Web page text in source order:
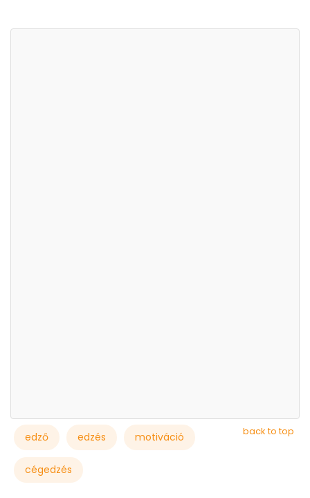
back to top
edző edzés motiváció
cégedzés